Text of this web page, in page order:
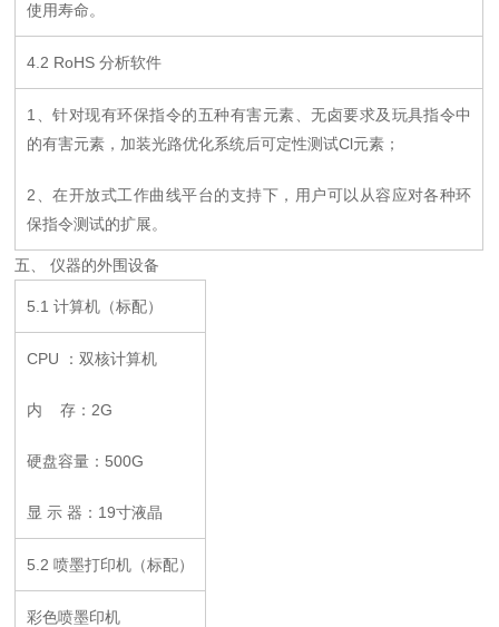
使用寿命。
4.2 RoHS 分析软件
1、针对现有环保指令的五种有害元素、无卤要求及玩具指令中
的有害元素，加装光路优化系统后可定性测试Cl元素；
2、在开放式工作曲线平台的支持下，用户可以从容应对各种环
保指令测试的扩展。
五、 仪器的外围设备
5.1 计算机（标配）
CPU ：双核计算机
内 存：2G
硬盘容量：500G
显 示 器：19寸液晶
5.2 喷墨打印机（标配）
彩色喷墨印机